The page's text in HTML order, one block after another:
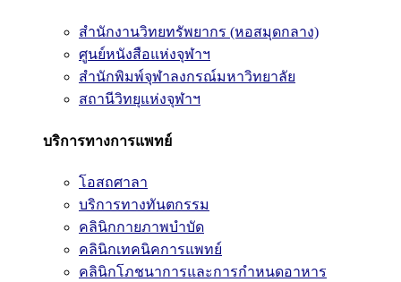
สำนักงานวิทยทรัพยากร (หอสมุดกลาง)
ศูนย์หนังสือแห่งจุฬาฯ
สำนักพิมพ์จุฬาลงกรณ์มหาวิทยาลัย
สถานีวิทยุแห่งจุฬาฯ
บริการทางการแพทย์
โอสถศาลา
บริการทางทันตกรรม
คลินิกกายภาพบำบัด
คลินิกเทคนิคการแพทย์
คลินิกโภชนาการและการกำหนดอาหาร